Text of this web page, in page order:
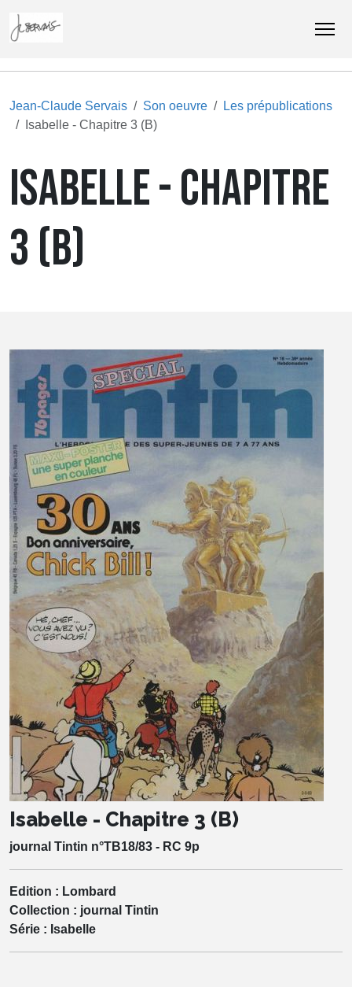
Jean-Claude Servais Son oeuvre
Les prépublications
Isabelle - Chapitre 3 (B)
ISABELLE - CHAPITRE
3 (B)
Isabelle - Chapitre 3 (B)
journal Tintin n°TB18/83 - RC 9p
Edition : Lombard
Collection : journal Tintin
Série : Isabelle